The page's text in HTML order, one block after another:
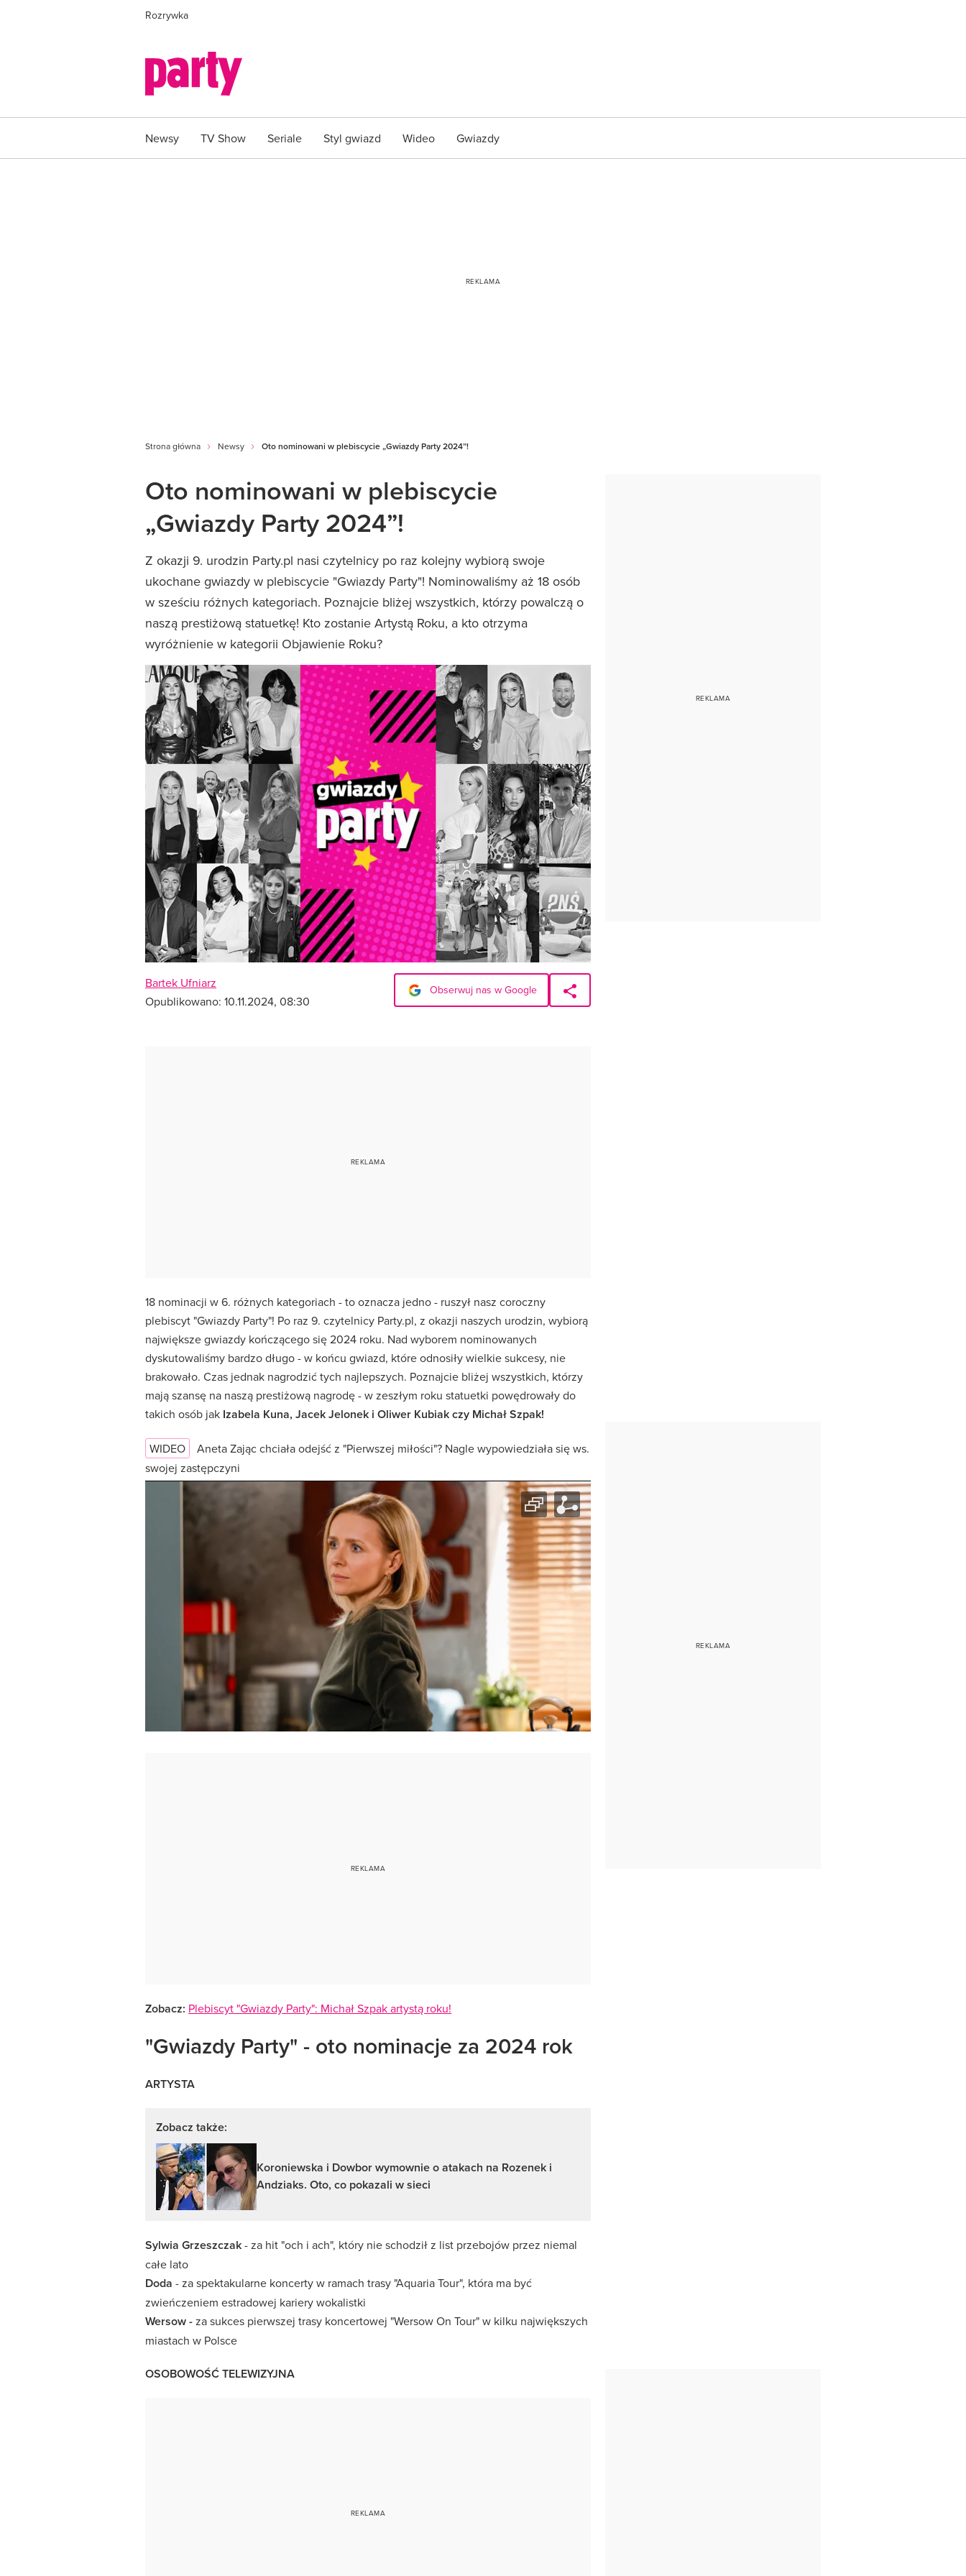
Rozrywka
Newsy TV Show Seriale Styl gwiazd Wideo Gwiazdy
Strona główna Newsy Oto nominowani w plebiscycie „Gwiazdy Party 2024”!
Oto nominowani w plebiscycie
„Gwiazdy Party 2024”!
Z okazji 9. urodzin Party.pl nasi czytelnicy po raz kolejny wybiorą swoje
ukochane gwiazdy w plebiscycie "Gwiazdy Party"! Nominowaliśmy aż 18 osób
w sześciu różnych kategoriach. Poznajcie bliżej wszystkich, którzy powalczą o
naszą prestiżową statuetkę! Kto zostanie Artystą Roku, a kto otrzyma
wyróżnienie w kategorii Objawienie Roku?
Bartek Ufniarz
Opublikowano: 10.11.2024, 08:30
Obserwuj nas w Google
18 nominacji w 6. różnych kategoriach - to oznacza jedno - ruszył nasz coroczny
plebiscyt "Gwiazdy Party"! Po raz 9. czytelnicy Party.pl, z okazji naszych urodzin, wybiorą
największe gwiazdy kończącego się 2024 roku. Nad wyborem nominowanych
dyskutowaliśmy bardzo długo - w końcu gwiazd, które odnosiły wielkie sukcesy, nie
brakowało. Czas jednak nagrodzić tych najlepszych. Poznajcie bliżej wszystkich, którzy
mają szansę na naszą prestiżową nagrodę - w zeszłym roku statuetki powędrowały do
takich osób jak Izabela Kuna, Jacek Jelonek i Oliwer Kubiak czy Michał Szpak!
WIDEO
Aneta Zając chciała odejść z "Pierwszej miłości"? Nagle wypowiedziała się ws.
swojej zastępczyni
Zobacz: Plebiscyt "Gwiazdy Party": Michał Szpak artystą roku!
"Gwiazdy Party" - oto nominacje za 2024 rok
ARTYSTA
Zobacz także:
Koroniewska i Dowbor wymownie o atakach na Rozenek i
Andziaks. Oto, co pokazali w sieci
Sylwia Grzeszczak- za hit "och i ach", który nie schodził z list przebojów przez niemal
całe lato
Doda - za spektakularne koncerty w ramach trasy "Aquaria Tour", która ma być
zwieńczeniem estradowej kariery wokalistki
Wersow -za sukces pierwszej trasy koncertowej "Wersow On Tour" w kilku największych
miastach w Polsce
OSOBOWOŚĆ TELEWIZYJNA